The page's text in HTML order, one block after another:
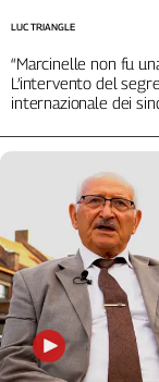
Social
“Marcinelle non fu
L’intervento del
internazionale dei
LUC TRIANGLE